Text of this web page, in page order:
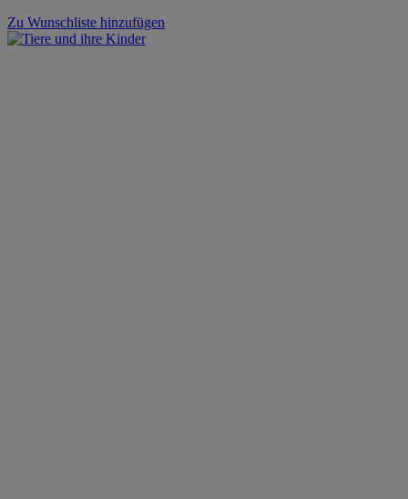
Zu Wunschliste hinzufügen